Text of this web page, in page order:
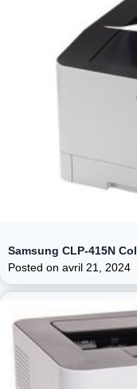
Samsung CLP-415N
Posted on avril 21, 2024